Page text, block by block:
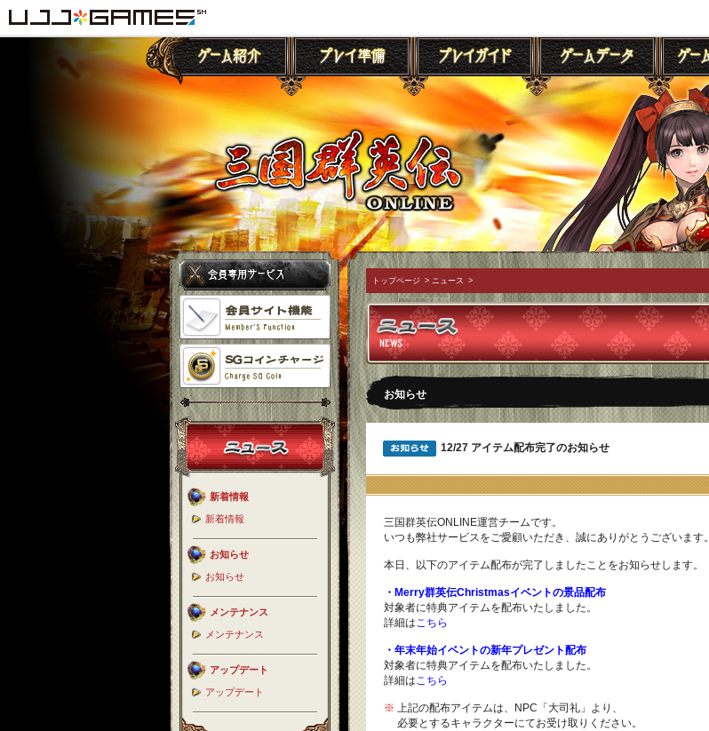
新着情報
新着情報
お知らせ
お知らせ
メンテナンス
メンテナンス
アップデート
アップデート
トップページ > ニュース >
お知らせ
12/27 アイテム配布完了のお知らせ
三国群英伝ONLINE運営チームです。
いつも弊社サービスをご愛顧いただき、誠にありがとうございます。
本日、以下のアイテム配布が完了しましたことをお知らせします。
・Merry群英伝Christmasイベントの景品配布
対象者に特典アイテムを配布いたしました。
詳細はこちら
・年末年始イベントの新年プレゼント配布
対象者に特典アイテムを配布いたしました。
詳細はこちら
※ 上記の配布アイテムは、NPC「大司礼」より、
必要とするキャラクターにてお受け取りください。